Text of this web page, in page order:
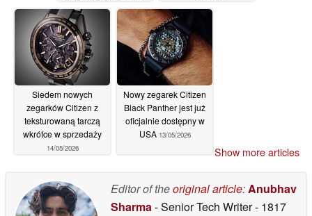
Siedem nowych
zegarków Citizen z
teksturowaną tarczą
wkrótce w sprzedaży
14/05/2026
Nowy zegarek Citizen
Black Panther jest już
oficjalnie dostępny w
USA 13/05/2026
Show more articles
Editor of theoriginal article:Anubhav
Sharma- Senior Tech Writer- 1817